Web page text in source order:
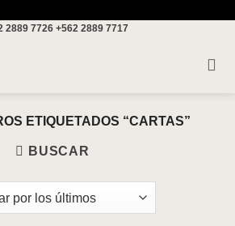
2889 7726 +562 2889 7717
ETIQUETADOS “CARTAS”
BUSCAR